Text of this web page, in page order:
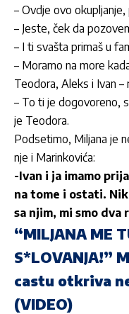
– Ovdje ovo okupljanje,
– Jeste, ček da
– I ti svašta primaš u
– Moramo na more
Teodora, Aleks i Ivan –
– To ti je dogovoreno,
je Teodora.
Podsetimo, Miljana je
nje i Marinkovića:
-Ivan i ja imamo
na tome i ostati.
sa njim, mi smo dva
“MILJANA ME
S*LOVANJA!”
castu otkriva
(VIDEO)